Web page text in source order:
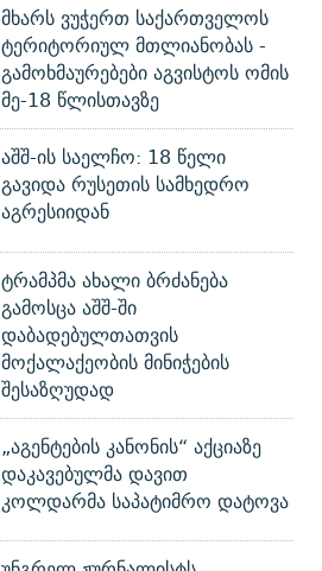
მხარს ვუჭერთ საქართველოს
ტერიტორიულ მთლიანობას -
გამოხმაურებები აგვისტოს ომის
მე-18 წლისთავზე
აშშ-ის საელჩო: 18 წელი
გავიდა რუსეთის სამხედრო
აგრესიიდან
ტრამპმა ახალი ბრძანება
გამოსცა აშშ-ში
დაბადებულთათვის
მოქალაქეობის მინიჭების
შესაზღუდად
„აგენტების კანონის“ აქციაზე
დაკავებულმა დავით
კოლდარმა საპატიმრო დატოვა